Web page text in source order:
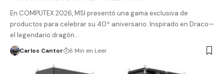
En COMPUTEX 2026, MSI presentó una gama exclusiva de
productos para celebrar su 40º aniversario. Inspirado en Draco—
el legendario dragón…
Carlos Cantor 6 Min en Leer